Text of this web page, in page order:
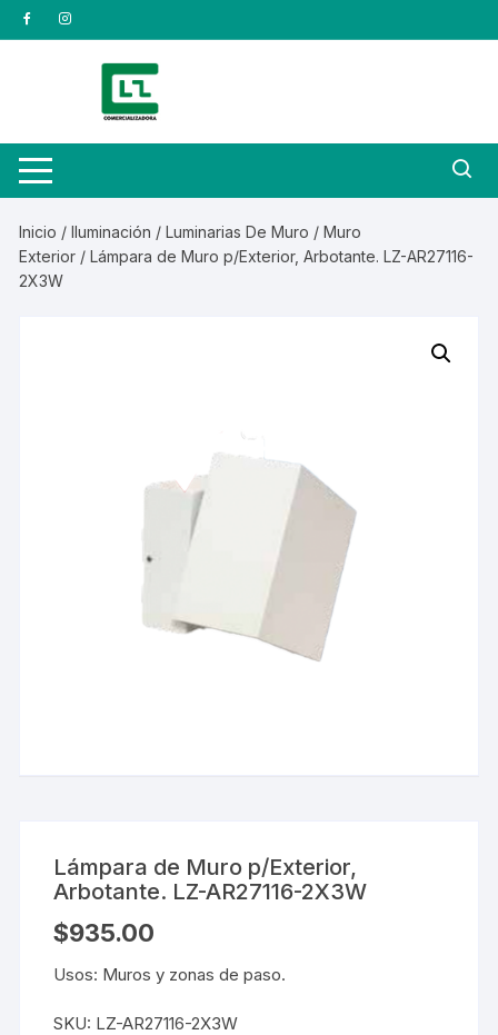
Saltar
al
Inicio /Iluminación /Luminarias De Muro /Muro
Exterior / Lámpara de Muro p/Exterior, Arbotante. LZ-AR27116-
2X3W
Lámpara de Muro p/Exterior,
Arbotante. LZ-AR27116-2X3W
$935.00
Usos: Muros y zonas de paso.
SKU: LZ-AR27116-2X3W